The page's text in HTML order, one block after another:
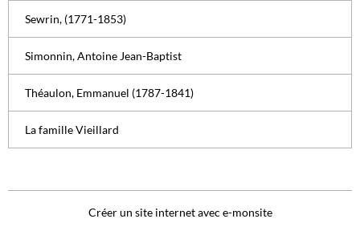
Sewrin, (1771-1853)
Simonnin, Antoine Jean-Baptist
Théaulon, Emmanuel (1787-1841)
La famille Vieillard
Créer un site internet avec e-monsite